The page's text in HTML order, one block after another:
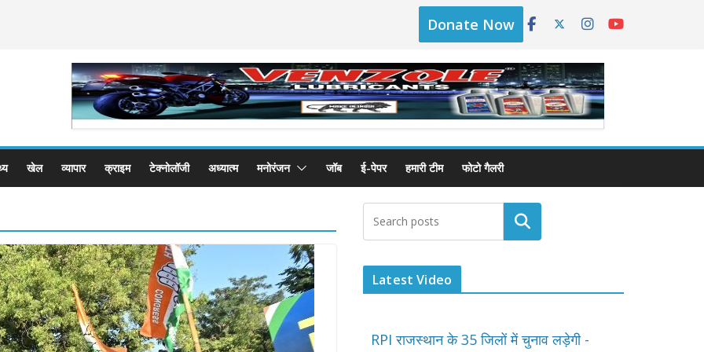
Donate Now
खेल व्यापार क्राइम टेक्नोलॉजी अध्यात्म मनोरंजन जॉब ई-पेपर हमारी टीम फोटो गैलरी
Latest Video
RPI राजस्थान के 35 जिलों में चुनाव लड़ेगी -